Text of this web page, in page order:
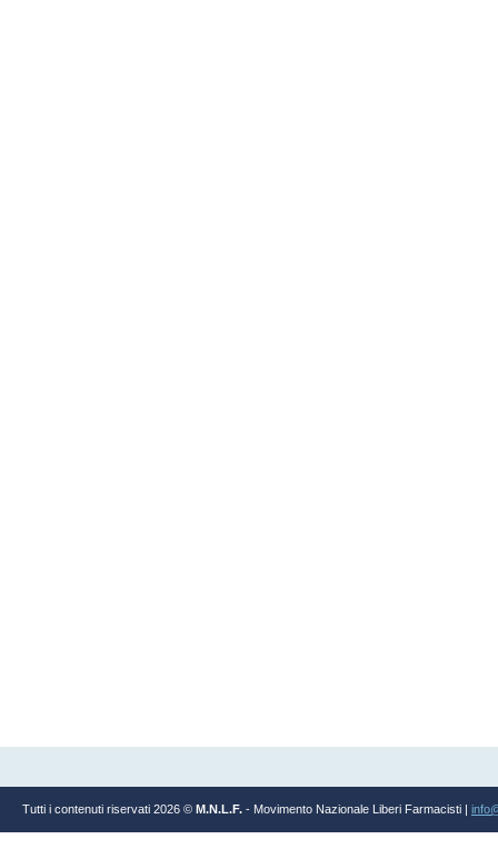
Tutti i contenuti riservati 2026 © M.N.L.F. - Movimento Nazionale Liberi Farmacisti |